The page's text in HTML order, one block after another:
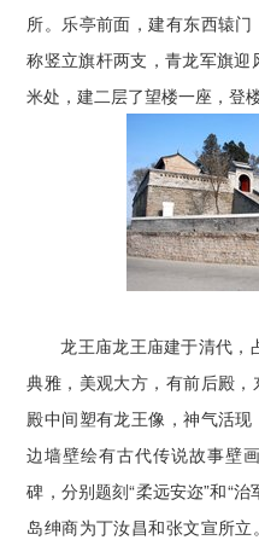
所。乐亭前面，建有东西辕
称竖立旗杆两支，青龙军旗
米处，建二层了望楼一座，登
龙王庙龙王庙建于清代，
典雅，美观大方，有前后殿
殿中间塑有龙王像，神气活
边墙壁绘有古代传说故事壁
碑，分别题刻“柔远安迩”和“
岛绅商为丁汝昌和张文宣所